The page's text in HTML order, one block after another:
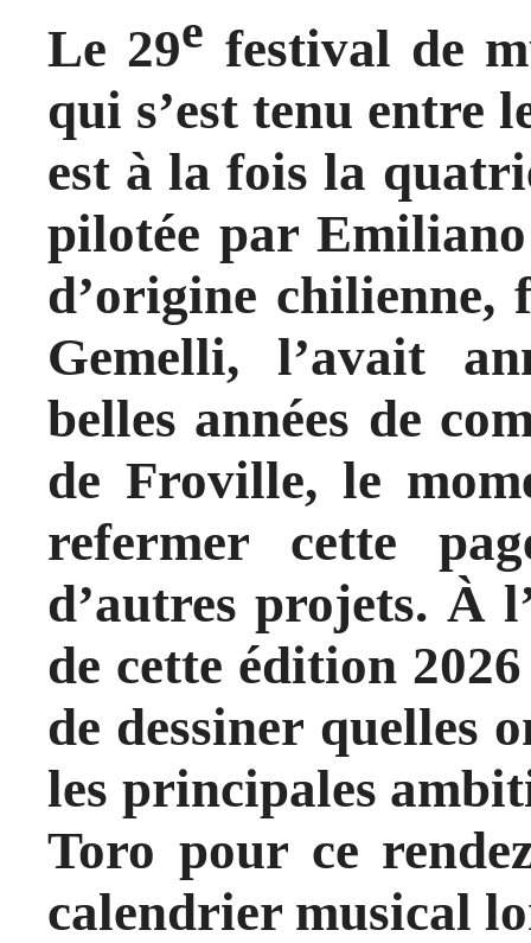
Le 29e festival de
qui s’est tenu entre
est à la fois la
pilotée par
d’origine chilienne,
Gemelli, l’avait
belles années de
de Froville, le
refermer cette
d’autres projets. À
de cette édition
de dessiner quelles
les principales
Toro pour ce
calendrier musical